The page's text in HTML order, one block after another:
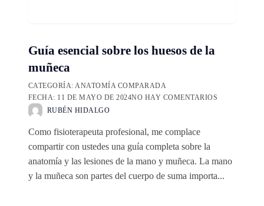
Guía esencial sobre los huesos de la
muñeca
CATEGORÍA: ANATOMÍA COMPARADA
FECHA: 11 DE MAYO DE 2024NO HAY COMENTARIOS
RUBÉN HIDALGO
Como fisioterapeuta profesional, me complace
compartir con ustedes una guía completa sobre la
anatomía y las lesiones de la mano y muñeca. La mano
y la muñeca son partes del cuerpo de suma importa...